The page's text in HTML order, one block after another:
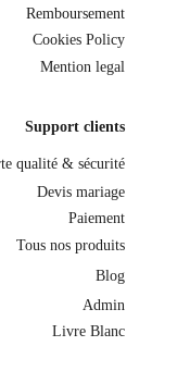
Remboursement
Cookies Policy
Mention legal
Support clients
Blog
Livre Blanc
qualité & sécurité
Tous nos produits
Devis mariage
Paiement
Admin